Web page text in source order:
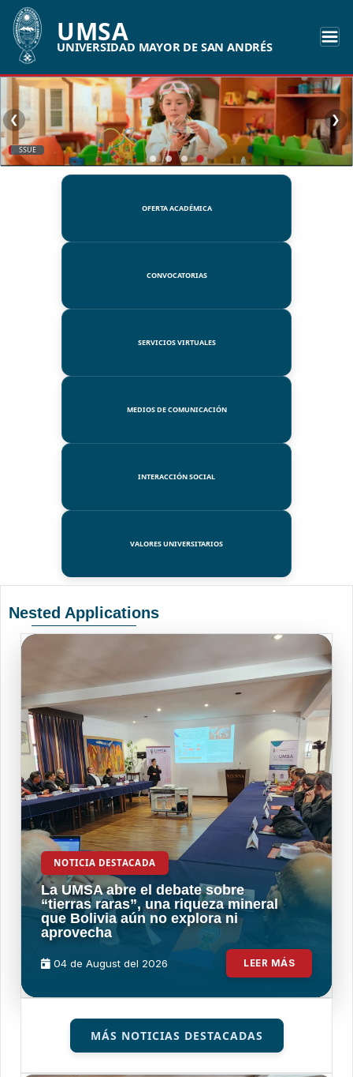
UMSA
UNIVERSIDAD MAYOR DE SAN ANDRÉS
SSUE
❮ ❯
OFERTA ACADÉMICA
CONVOCATORIAS
SERVICIOS VIRTUALES
MEDIOS DE COMUNICACIÓN
INTERACCIÓN SOCIAL
VALORES UNIVERSITARIOS
Nested Applications
NOTICIA DESTACADA
La UMSA abre el debate sobre
“tierras raras”, una riqueza mineral
que Bolivia aún no explora ni
aprovecha
04 de August del 2026 LEER MÁS
MÁS NOTICIAS DESTACADAS